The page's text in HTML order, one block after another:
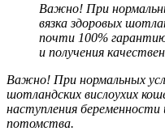
Важно! При
вязка здоровых
почти 100%
и получения
Важно! При нормальных
шотландских вислоухих
наступления беременности
потомства.